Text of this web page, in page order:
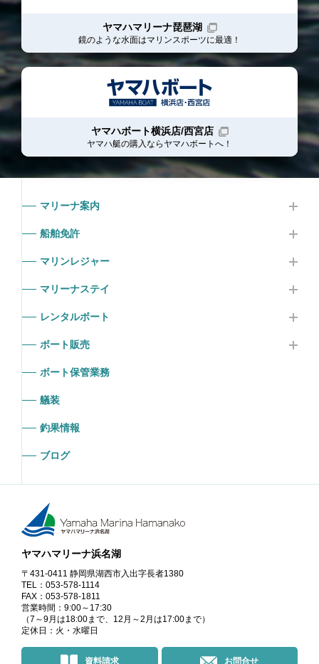
ヤマハマリーナ琵琶湖
鏡のような水面はマリンスポーツに最適！
ヤマハボート横浜店/西宮店
ヤマハ艇の購入ならヤマハボート へ！
マリーナ案内
船舶免許
マリンレジャー
マリーナステイ
レンタルボート
ボート販売
ボート保管業務
艤装
釣果情報
ブログ
ヤマハマリーナ浜名湖
〒431-0411 静岡県湖西市入出字長者1380
TEL：053-578-1114
FAX：053-578-1811
営業時間：9:00～17:30
（7～9月は18:00まで、12月～2月は17:00まで）
定休日：火・水曜日
資料請求 お問合せ